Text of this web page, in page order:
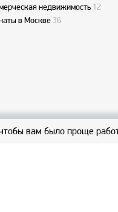
недвижимость 12
в Москве 36
вам было проще